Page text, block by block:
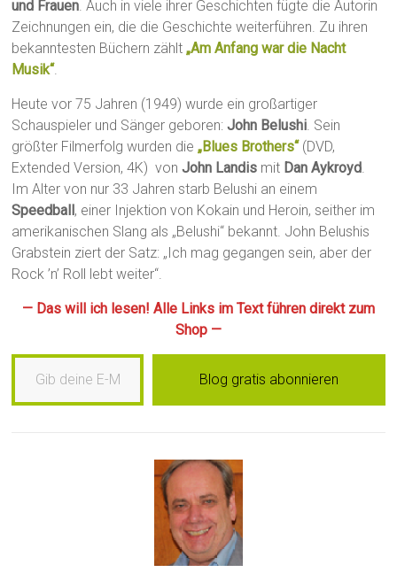
und Frauen. Auch in viele ihrer Geschichten fügte die Autorin
Zeichnungen ein, die die Geschichte weiterführen. Zu ihren
bekanntesten Büchern zählt„Am Anfang war die Nacht
Musik“.
Heute vor 75 Jahren (1949) wurde ein großartiger
Schauspieler und Sänger geboren:John Belushi. Sein
größter Filmerfolg wurden die„Blues Brothers“(DVD,
Extended Version, 4K) vonJohn Landis mit Dan Aykroyd.
Im Alter von nur 33 Jahren starb Belushi an einem
Speedball, einer Injektion von Kokain und Heroin, seither im
amerikanischen Slang als „Belushi“ bekannt. John Belushis
Grabstein ziert der Satz: „Ich mag gegangen sein, aber der
Rock ’n’ Roll lebt weiter“.
— Das will ich lesen! Alle Links im Text führen direkt zum
Shop —
Gib deine E-Mail-Adresse ein …
Blog gratis abonnieren